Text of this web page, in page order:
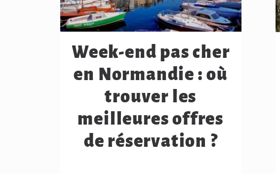
Week-end pas cher
en Normandie : où
trouver les
meilleures offres
de réservation ?